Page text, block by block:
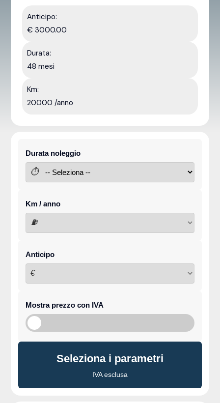
Anticipo:
€ 3000.00
Durata:
48 mesi
Km:
20000 /anno
Durata noleggio
⏱
Km / anno
⛽
Anticipo
€
Mostra prezzo con IVA
Seleziona i parametri
IVA esclusa